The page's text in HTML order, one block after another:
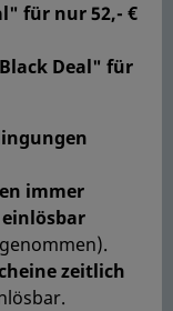
für nur 52,- €
Deal" für
immer
zeitlich